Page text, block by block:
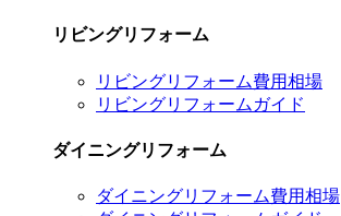
リビングリフォーム
リビングリフォーム費用相場
リビングリフォームガイド
ダイニングリフォーム
ダイニングリフォーム費用相場